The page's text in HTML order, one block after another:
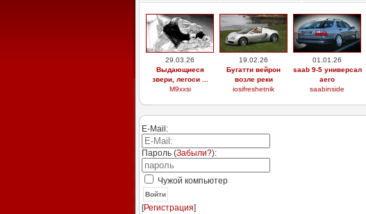
29.03.26
Выдающиеся
звери, легоси ...
M9xxsi
19.02.26
Бугатти вейрон
возле реки
iosifreshetnik
01.01.26
saab 9-5 универсал
aero
saabinside
E-Mail:
Пароль (Забыли?):
Чужой компьютер
Войти
[Регистрация]